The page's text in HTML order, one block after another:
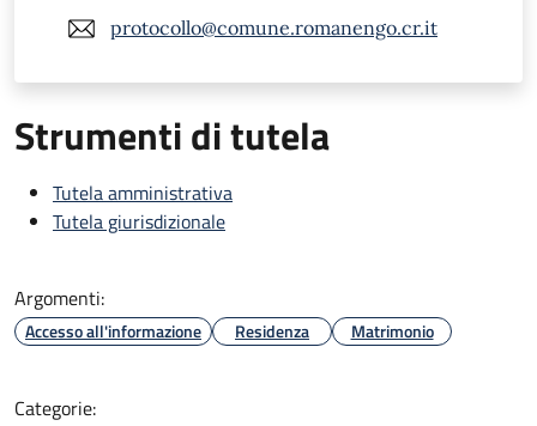
protocollo@comune.romanengo.cr.it
Strumenti di tutela
Tutela amministrativa
Tutela giurisdizionale
Argomenti:
Accesso all'informazione Residenza Matrimonio
Categorie: